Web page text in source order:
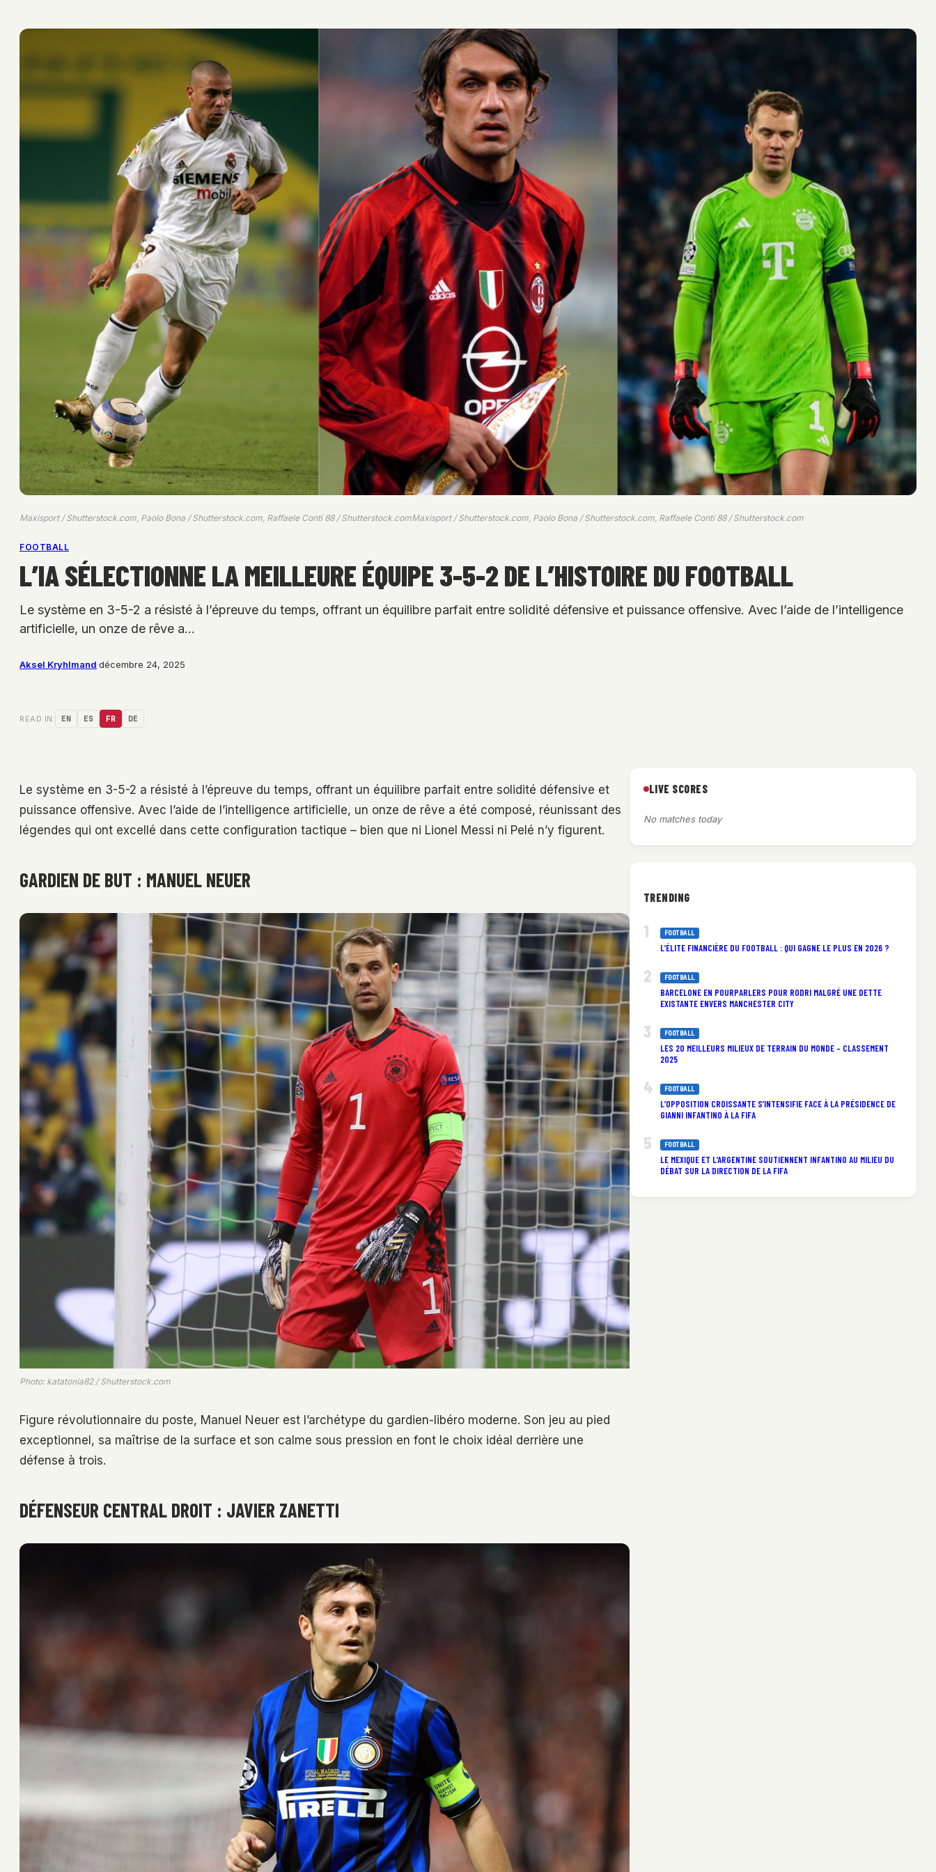
Maxisport / Shutterstock.com, Paolo Bona / Shutterstock.com, Raffaele Conti 88 / Shutterstock.comMaxisport / Shutterstock.com, Paolo Bona / Shutterstock.com, Raffaele Conti 88 / Shutterstock.com
FOOTBALL
L’IA SÉLECTIONNE LA MEILLEURE ÉQUIPE 3-5-2 DE L’HISTOIRE DU FOOTBALL
Le système en 3-5-2 a résisté à l’épreuve du temps, offrant un équilibre parfait entre solidité défensive et puissance offensive. Avec l’aide de l’intelligence
artificielle, un onze de rêve a…
Aksel Kryhlmand·décembre 24, 2025
READ IN: EN ES FR DE
Le système en 3-5-2 a résisté à l’épreuve du temps, offrant un équilibre parfait entre solidité défensive et
puissance offensive. Avec l’aide de l’intelligence artificielle, un onze de rêve a été composé, réunissant des
légendes qui ont excellé dans cette configuration tactique – bien que ni Lionel Messi ni Pelé n’y figurent.
GARDIEN DE BUT : MANUEL NEUER
Photo: katatonia82 / Shutterstock.com
Figure révolutionnaire du poste, Manuel Neuer est l’archétype du gardien-libéro moderne. Son jeu au pied
exceptionnel, sa maîtrise de la surface et son calme sous pression en font le choix idéal derrière une
défense à trois.
DÉFENSEUR CENTRAL DROIT : JAVIER ZANETTI
LIVE SCORES
No matches today
TRENDING
FOOTBALL
L’ÉLITE FINANCIÈRE DU FOOTBALL : QUI GAGNE LE PLUS EN 2026 ?
FOOTBALL
BARCELONE EN POURPARLERS POUR RODRI MALGRÉ UNE DETTE
EXISTANTE ENVERS MANCHESTER CITY
FOOTBALL
LES 20 MEILLEURS MILIEUX DE TERRAIN DU MONDE – CLASSEMENT
2025
FOOTBALL
L’OPPOSITION CROISSANTE S’INTENSIFIE FACE À LA PRÉSIDENCE DE
GIANNI INFANTINO À LA FIFA
FOOTBALL
LE MEXIQUE ET L’ARGENTINE SOUTIENNENT INFANTINO AU MILIEU DU
DÉBAT SUR LA DIRECTION DE LA FIFA